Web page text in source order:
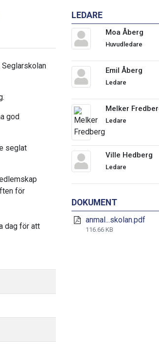
LEDARE
Moa Åberg
Huvudledare
Emil Åberg
Ledare
Melker
Ledare
Ville Hedberg
Ledare
DOKUMENT
anmal...skolan.pdf
116.66 KB
Seglarskolan
god
seglat
för
dag för att